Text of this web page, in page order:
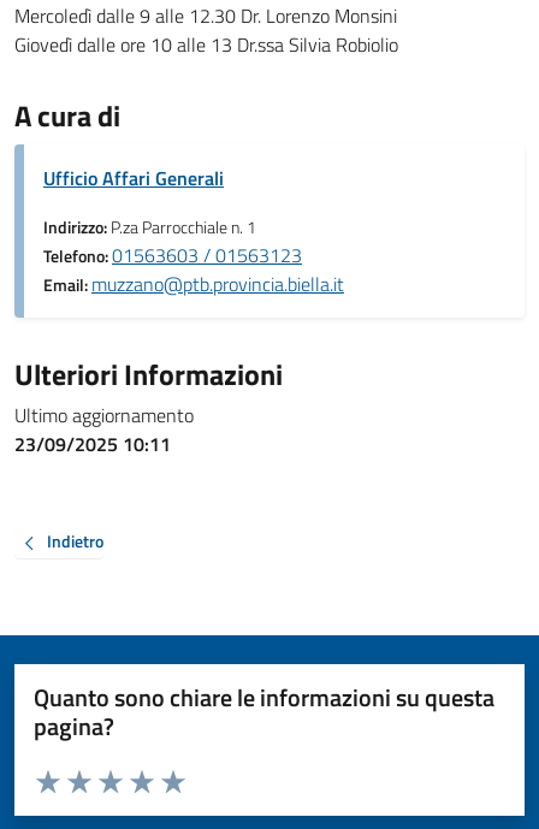
Mercoledì dalle 9 alle 12.30 Dr. Lorenzo Monsini
Giovedì dalle ore 10 alle 13 Dr.ssa Silvia Robiolio
A cura di
Ufficio Affari Generali
Indirizzo:P.za Parrocchiale n. 1
Telefono:01563603 / 01563123
Email:muzzano@ptb.provincia.biella.it
Ulteriori Informazioni
Ultimo aggiornamento
23/09/2025 10:11
Indietro
Quanto sono chiare le informazioni su questa
pagina?
Valuta da 1 a 5 stelle la pagina
Valuta 5 stelle su 5
Valuta 4 stelle su 5
Valuta 3 stelle su 5
Valuta 2 stelle su 5
Valuta 1 stelle su 5